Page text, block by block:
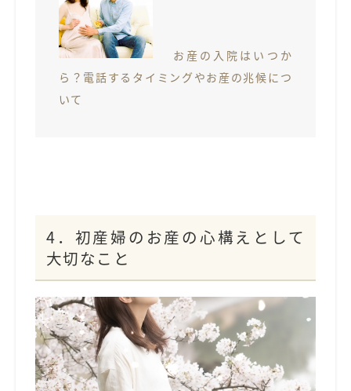
お産の入院はいつか
ら？電話するタイミングやお産の兆候につ
いて
4．初産婦のお産の心構えとして
大切なこと